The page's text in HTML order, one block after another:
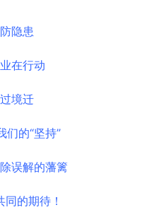
隐患
在行动
境迁
们的“坚持”
误解的藩篱
的期待！